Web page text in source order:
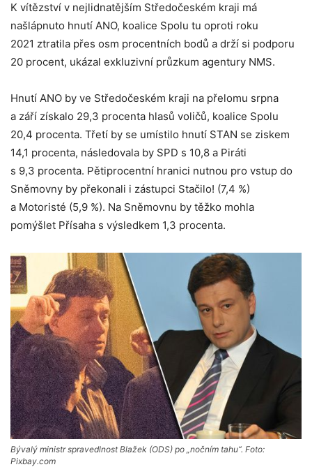
K vítězství v nejlidnatějším Středočeském kraji má
našlápnuto hnutí ANO, koalice Spolu tu oproti roku
2021 ztratila přes osm procentních bodů a drží si podporu
20 procent, ukázal exkluzivní průzkum agentury NMS.
Hnutí ANO by ve Středočeském kraji na přelomu srpna
a září získalo 29,3 procenta hlasů voličů, koalice Spolu
20,4 procenta. Třetí by se umístilo hnutí STAN se ziskem
14,1 procenta, následovala by SPD s 10,8 a Piráti
s 9,3 procenta. Pětiprocentní hranici nutnou pro vstup do
Sněmovny by překonali i zástupci Stačilo! (7,4 %)
a Motoristé (5,9 %). Na Sněmovnu by těžko mohla
pomýšlet Přísaha s výsledkem 1,3 procenta.
Bývalý ministr spravedlnost Blažek (ODS) po „nočním tahu“. Foto:
Pixbay.com